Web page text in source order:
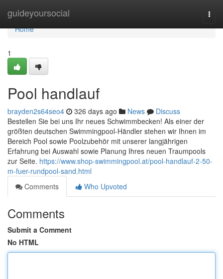
guideyoursocial
Home
Home
1
Pool handlauf
brayden2s64seo4 326 days ago News
Discuss
Bestellen Sie bei uns Ihr neues Schwimmbecken! Als einer der
größten deutschen Swimmingpool-Händler stehen wir Ihnen im
Bereich Pool sowie Poolzubehör mit unserer langjährigen
Erfahrung bei Auswahl sowie Planung Ihres neuen Traumpools
zur Seite. https://www.shop-swimmingpool.at/pool-handlauf-2-50-
m-fuer-rundpool-sand.html
Comments
Who Upvoted
Comments
Submit a Comment
No HTML